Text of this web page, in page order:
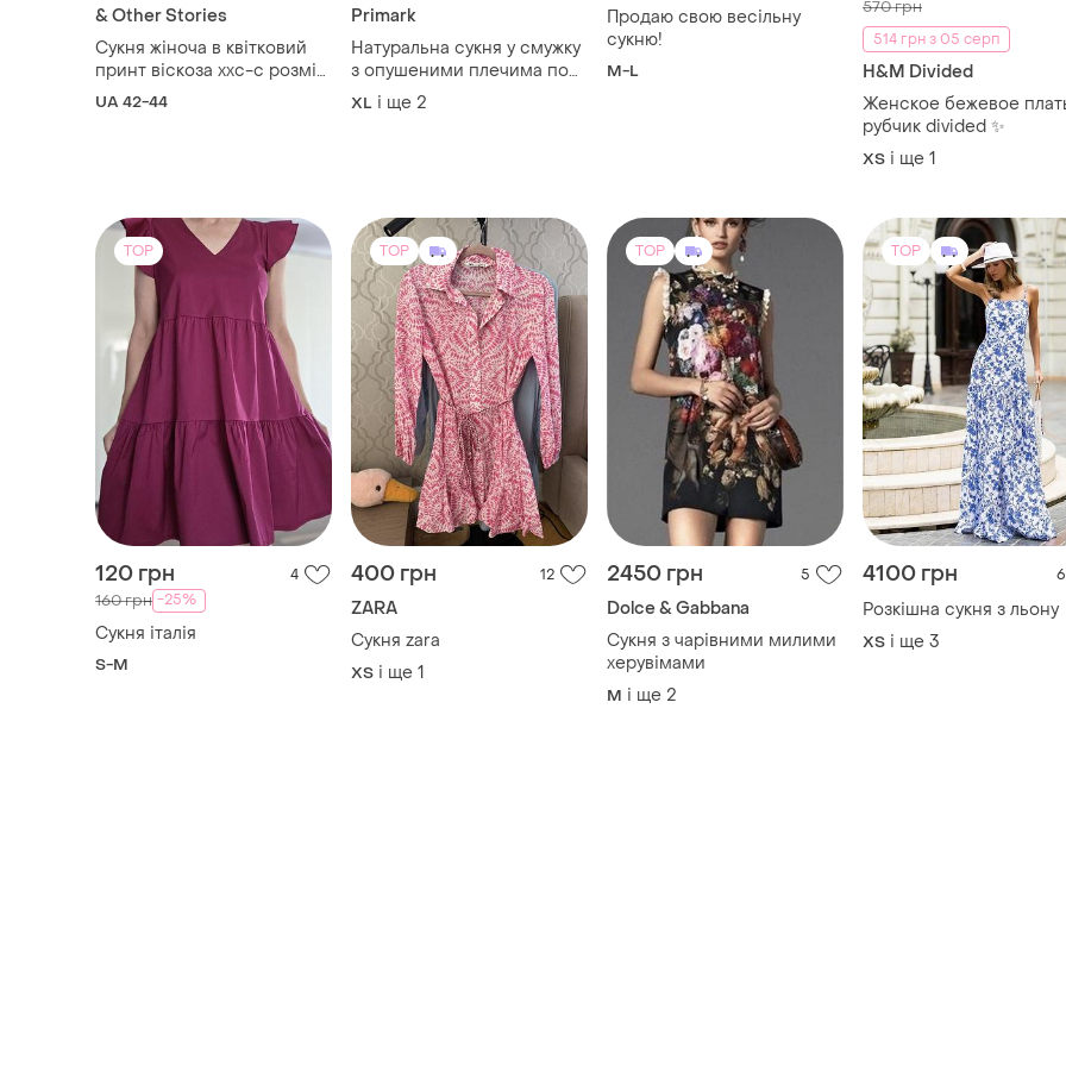
& Other Stories
Сукня жіноча в квітковий
принт віскоза ххс-с розмір
або підлітковий вік
UA 42-44
Primark
Натуральна сукня у смужку
з опушеними плечима по
фігурі плюс сайз primark 44
46 2xl
XL і ще 2
Продаю свою весільну
сукню!
M-L
570 грн
514 грн з 05 серп
H&M Divided
Женское бежевое
рубчик divided ✨
ХS і ще 1
TOP
120 грн 4
160 грн -25%
Сукня італія
S-M
TOP
400 грн 12
ZARA
Сукня zara
ХS і ще 1
TOP
2450 грн 5
Dolce & Gabbana
Сукня з чарівними милими
херувімами
M і ще 2
TOP
4100 грн 6
Розкішна сукня з льону
ХS і ще 3